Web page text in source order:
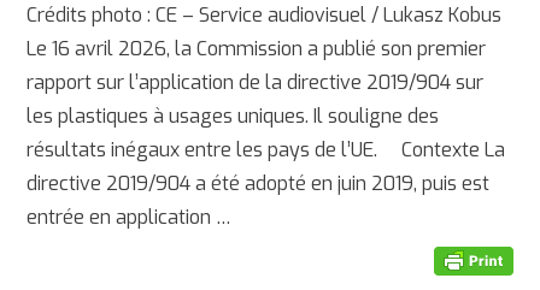
Crédits photo : CE – Service audiovisuel / Lukasz Kobus
Le 16 avril 2026, la Commission a publié son premier
rapport sur l’application de la directive 2019/904 sur
les plastiques à usages uniques. Il souligne des
résultats inégaux entre les pays de l’UE. Contexte La
directive 2019/904 a été adopté en juin 2019, puis est
entrée en application …